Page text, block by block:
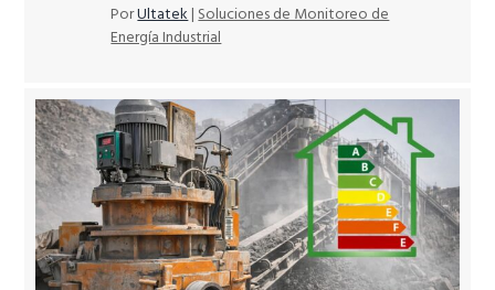
PorUltatek|Soluciones de Monitoreo de
Energía Industrial